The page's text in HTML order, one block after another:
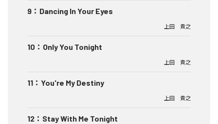
9 ： Dancing In Your Eyes
上田 貴之
10 ： Only You Tonight
上田 貴之
11 ： You're My Destiny
上田 貴之
12 ： Stay With Me Tonight